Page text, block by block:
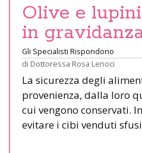
Olive e
in
Gli Specialisti Rispondono
di Dottoressa Rosa Lenoci
La sicurezza degli
provenienza, dalla loro
cui vengono conservati.
evitare i cibi venduti